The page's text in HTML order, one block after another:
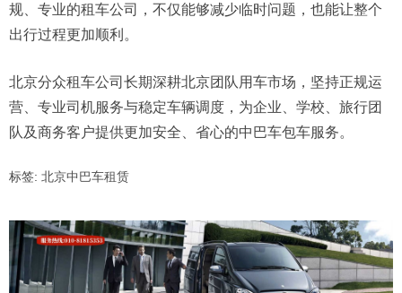
规、专业的租车公司，不仅能够减少临时问题，也能让整个
出行过程更加顺利。
北京分众租车公司长期深耕北京团队用车市场，坚持正规运
营、专业司机服务与稳定车辆调度，为企业、学校、旅行团
队及商务客户提供更加安全、省心的中巴车包车服务。
标签: 北京中巴车租赁